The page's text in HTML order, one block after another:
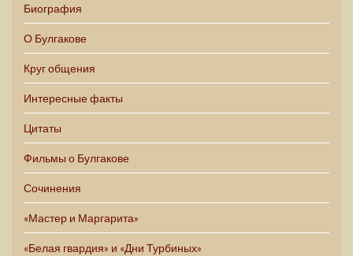
Биография
О Булгакове
Круг общения
Интересные факты
Цитаты
Фильмы о Булгакове
Сочинения
«Мастер и Маргарита»
«Белая гвардия» и «Дни Турбиных»